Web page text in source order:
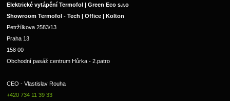
Elektrické vytápění Termofol | Green Eco s.r.o
Showroom Termofol - Tech | Office | Kolton
Petržílkova 2583/13
Praha 13
158 00
Obchodní pasáž centrum Hůrka - 2.patro
CEO - Vlastislav Rouha
+420 734 11 39 33